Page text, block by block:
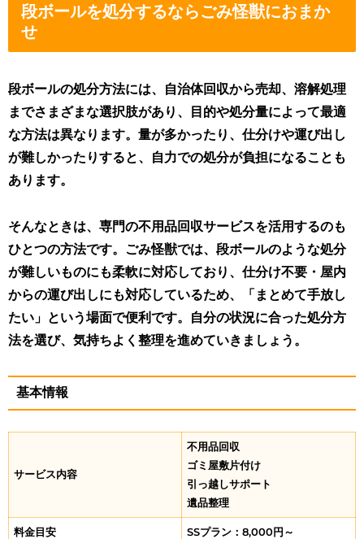
段ボールを処分するならごみ怪獣におまか
せ
段ボールの処分方法には、自治体回収から売却、溶解処理
までさまざまな選択肢があり、目的や処分量によって最適
な方法は異なります。量が多かったり、仕分けや運び出し
が難しかったりすると、自力での処分が負担になることも
あります。
そんなときは、専門の不用品回収サービスを活用するのも
ひとつの方法です。ごみ怪獣では、段ボールのような処分
が難しいものにも柔軟に対応しており、仕分け不要・屋内
からの運び出しにも対応しているため、「まとめて手放し
たい」という場面で便利です。自分の状況に合った処分方
法を選び、気持ちよく整理を進めていきましょう。
基本情報
サービス内容
不用品回収
ゴミ屋敷片付け
引っ越しサポート
遺品整理
料金目安 SSプラン：8,000円～